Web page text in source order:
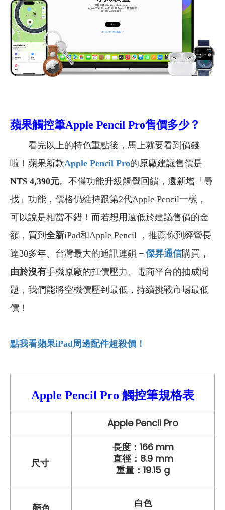
蘋果觸控筆Apple Pencil Pro售價多少？
看完以上的特色重點後，馬上就要看到價錢
啦！蘋果新款Apple Pencil Pro的原廠建議售價是
NT$ 4,390元。不僅功能升級觸覺回饋，還新增「尋
找」功能，價格仍維持跟第2代Apple Pencil一樣，
可以說是相當不錯！而若想用遠低於建議售價的金
額，買到 全新iPad和Apple Pencil ，推薦你到經營長
達30多年、台灣最大的通訊連鎖 － 傑昇通信購買 ，
由於沒有手機原廠的扛價壓力、電商平台的抽成問
題，我們能將空機價壓到最低，持續挑戰市場最低
價！
點我看蘋果iPad周邊配件超殺價！
Apple Pencil Pro 觸控筆規格表
Apple Pencil Pro
尺寸
長度：166 mm
直徑：8.9 mm
重量：19.15 g
白色